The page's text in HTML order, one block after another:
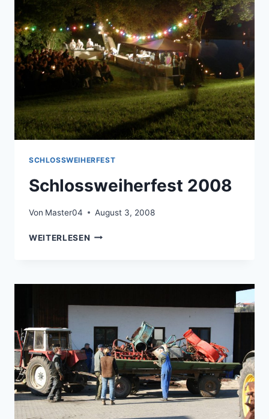
SCHLOSSWEIHERFEST
Schlossweiherfest 2008
Von Master04 August 3, 2008
WEITERLESEN SCHLOSSWEIHERFEST